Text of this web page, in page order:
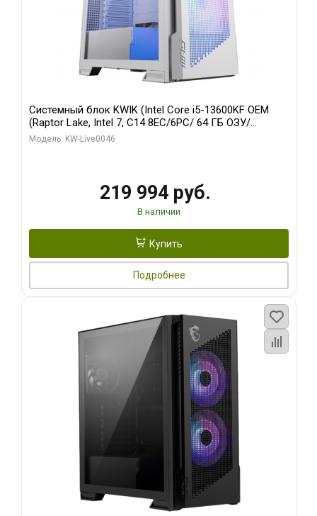
Системный блок KWIK (Intel Core i5-13600KF OEM
(Raptor Lake, Intel 7, C14 8EC/6PC/ 64 ГБ ОЗУ/
Gigabyte RTX5060Ti GAMING OC 8GB GDDR7 128bit
Модель: KW-Live0046
219 994 руб.
В наличии
Купить
Подробнее